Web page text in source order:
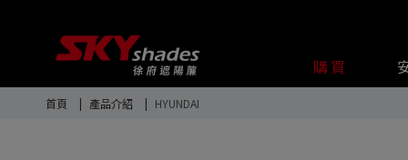
購買
首頁 產品介紹 HYUNDAI